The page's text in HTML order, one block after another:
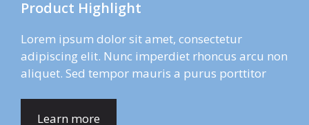
Product Highlight
Lorem ipsum dolor sit amet, consectetur
adipiscing elit. Nunc imperdiet rhoncus arcu non
aliquet. Sed tempor mauris a purus porttitor
Learn more